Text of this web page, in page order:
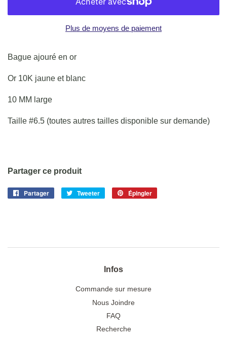
Plus de moyens de paiement
Bague ajouré en or
Or 10K jaune et blanc
10 MM large
Taille #6.5 (toutes autres tailles disponible sur demande)
Partager ce produit
Partager
PartagerTweeter
Tweeter
Épingler
Infos
Commande sur mesure
Nous Joindre
FAQ
Recherche